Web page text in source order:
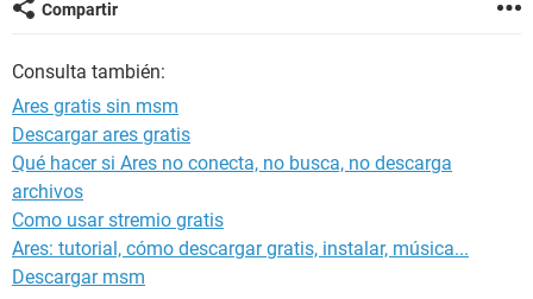
Compartir
Consulta también:
Ares gratis sin msm
Descargar ares gratis
Qué hacer si Ares no conecta, no busca, no descarga
archivos
Como usar stremio gratis
Ares: tutorial, cómo descargar gratis, instalar, música...
Descargar msm